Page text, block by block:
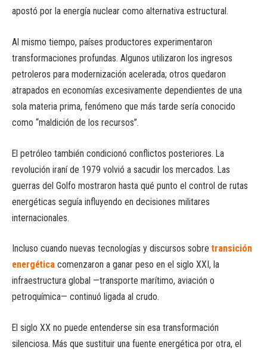
apostó por la energía nuclear como alternativa estructural.
Al mismo tiempo, países productores experimentaron
transformaciones profundas. Algunos utilizaron los ingresos
petroleros para modernización acelerada; otros quedaron
atrapados en economías excesivamente dependientes de una
sola materia prima, fenómeno que más tarde sería conocido
como “maldición de los recursos”.
El petróleo también condicionó conflictos posteriores. La
revolución iraní de 1979 volvió a sacudir los mercados. Las
guerras del Golfo mostraron hasta qué punto el control de rutas
energéticas seguía influyendo en decisiones militares
internacionales.
Incluso cuando nuevas tecnologías y discursos sobre transición
energética comenzaron a ganar peso en el siglo XXI, la
infraestructura global —transporte marítimo, aviación o
petroquímica— continuó ligada al crudo.
El siglo XX no puede entenderse sin esa transformación
silenciosa. Más que sustituir una fuente energética por otra, el